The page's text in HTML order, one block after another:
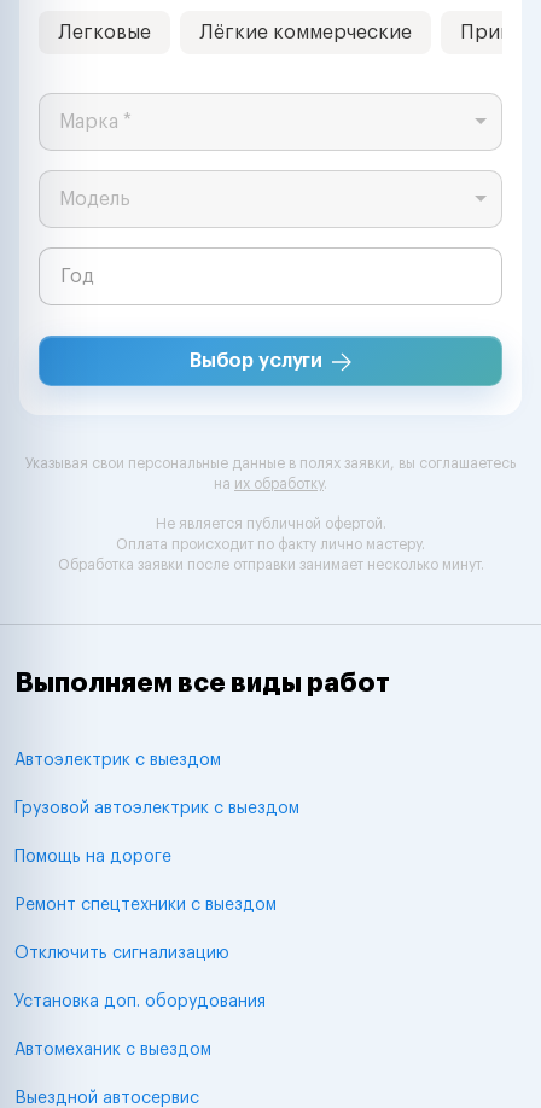
Легковые Лёгкие коммерческие
Марка *
Модель
Выбор услуги
Указывая свои персональные данные в полях заявки, вы соглашаетесь
на их обработку.
Не является публичной офертой.
Оплата происходит по факту лично мастеру.
Обработка заявки после отправки занимает несколько минут.
Выполняем все виды работ
Автоэлектрик с выездом
Грузовой автоэлектрик с выездом
Помощь на дороге
Ремонт спецтехники с выездом
Отключить сигнализацию
Установка доп. оборудования
Автомеханик с выездом
Выездной автосервис